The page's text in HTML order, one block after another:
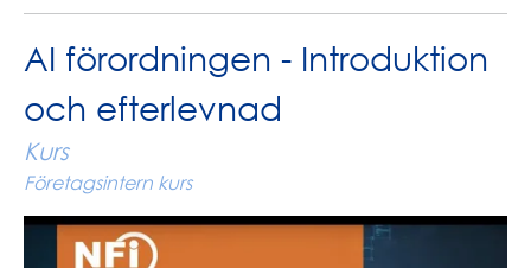
AI förordningen - Introduktion
och efterlevnad
Kurs
Företagsintern kurs